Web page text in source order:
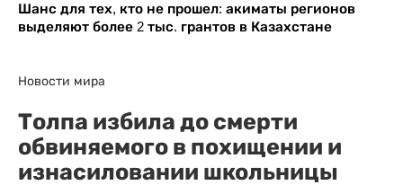
Шанс для тех, кто не прошел: акиматы регионов
выделяют более 2 тыс. грантов в Казахстане
Новости мира
Толпа избила до смерти
обвиняемого в похищении и
изнасиловании школьницы